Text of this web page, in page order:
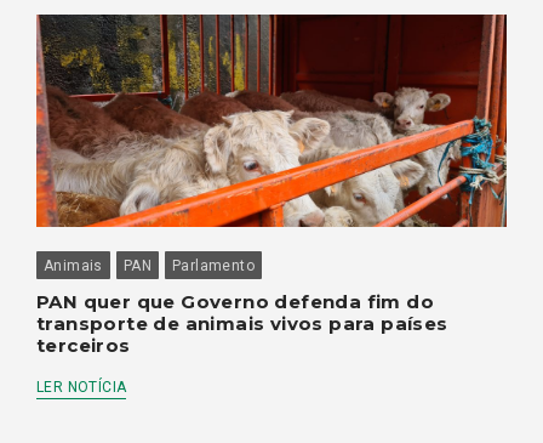
Animais PAN Parlamento
PAN quer que Governo defenda fim do
transporte de animais vivos para países
terceiros
LER NOTÍCIA